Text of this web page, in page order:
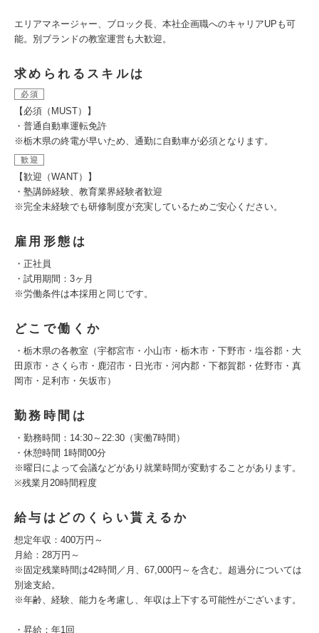
エリアマネージャー、ブロック長、本社企画職へのキャリアUPも可
能。別ブランドの教室運営も大歓迎。
求められるスキルは
必須
【必須（MUST）】
・普通自動車運転免許
※栃木県の終電が早いため、通勤に自動車が必須となります。
歓迎
【歓迎（WANT）】
・塾講師経験、教育業界経験者歓迎
※完全未経験でも研修制度が充実しているためご安心ください。
雇用形態は
・正社員
・試用期間：3ヶ月
※労働条件は本採用と同じです。
どこで働くか
・栃木県の各教室（宇都宮市・小山市・栃木市・下野市・塩谷郡・大
田原市・さくら市・鹿沼市・日光市・河内郡・下都賀郡・佐野市・真
岡市・足利市・矢坂市）
勤務時間は
・勤務時間：14:30～22:30（実働7時間）
・休憩時間 1時間00分
※曜日によって会議などがあり就業時間が変動することがあります。
※残業月20時間程度
給与はどのくらい貰えるか
想定年収：400万円～
月給：28万円～
※固定残業時間は42時間／月、67,000円～を含む。超過分については
別途支給。
※年齢、経験、能力を考慮し、年収は上下する可能性がございます。
・昇給：年1回